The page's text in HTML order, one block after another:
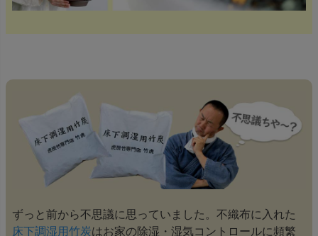
ずっと前から不思議に思っていました。不織布に入れた
床下調湿用竹炭はお家の除湿・湿気コントロールに頻繁